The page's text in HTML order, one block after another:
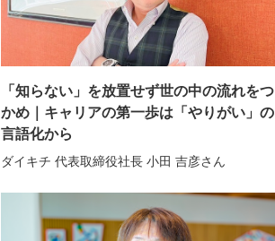
「知らない」を放置せず世の中の流れをつ
かめ｜キャリアの第一歩は「やりがい」の
言語化から
ダイキチ 代表取締役社長 小田 吉彦さん